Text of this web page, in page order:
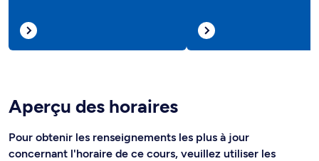
Aperçu des horaires
Pour obtenir les renseignements les plus à jour
concernant l'horaire de ce cours, veuillez utiliser les